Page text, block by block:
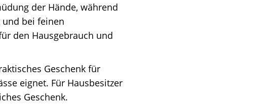
der Hände, während
bei feinen
den Hausgebrauch und
Geschenk für
eignet. Für Hausbesitzer
Geschenk.